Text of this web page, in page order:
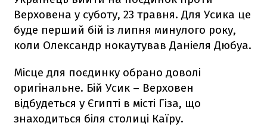
Верховена у суботу, 23 травня. Для Усика це
буде перший бій із липня минулого року,
коли Олександр нокаутував Даніеля Дюбуа.
Місце для поєдинку обрано доволі
оригінальне. Бій Усик – Верховен
відбудеться у Єгипті в місті Гіза, що
знаходиться біля столиці Каїру.